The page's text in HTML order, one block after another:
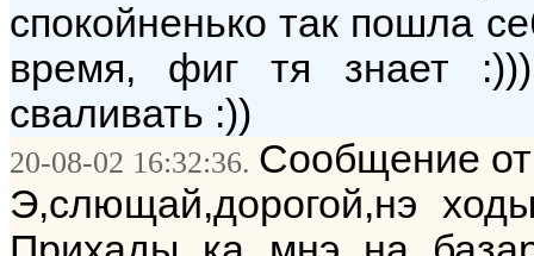
спокойненько так пошла
время, фиг тя знает
сваливать :))
20-08-02 16:32:36. Сообщение
Э,слющай,дорогой,нэ